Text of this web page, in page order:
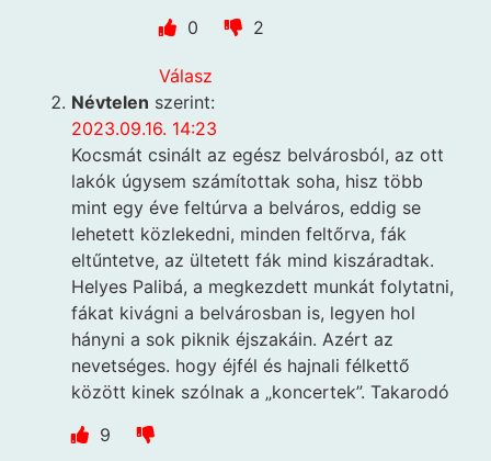
0 2
Válasz
Névtelen szerint:
2023.09.16. 14:23
Kocsmát csinált az egész belvárosból, az ott
lakók úgysem számítottak soha, hisz több
mint egy éve feltúrva a belváros, eddig se
lehetett közlekedni, minden feltőrva, fák
eltűntetve, az ültetett fák mind kiszáradtak.
Helyes Palibá, a megkezdett munkát folytatni,
fákat kivágni a belvárosban is, legyen hol
hányni a sok piknik éjszakáin. Azért az
nevetséges. hogy éjfél és hajnali félkettő
között kinek szólnak a „koncertek”. Takarodó
9